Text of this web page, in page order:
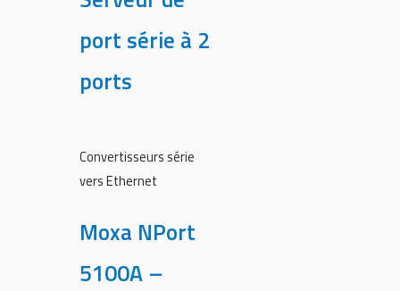
port série à 2
ports
Convertisseurs série
vers Ethernet
Moxa NPort
5100A –